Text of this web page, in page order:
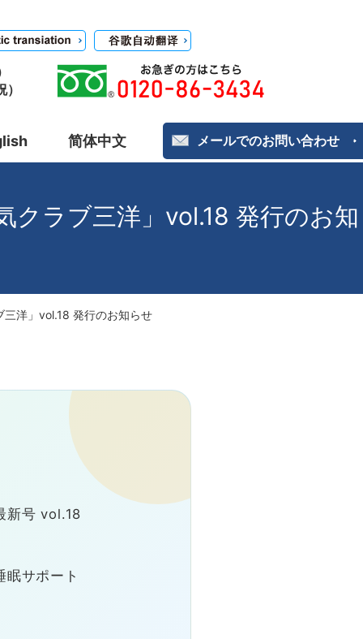
简体中文 メールでのお問い合わせ
クラブ三洋」vol.18 発行のお知
洋」vol.18 発行のお知らせ
新号 vol.18
サポート